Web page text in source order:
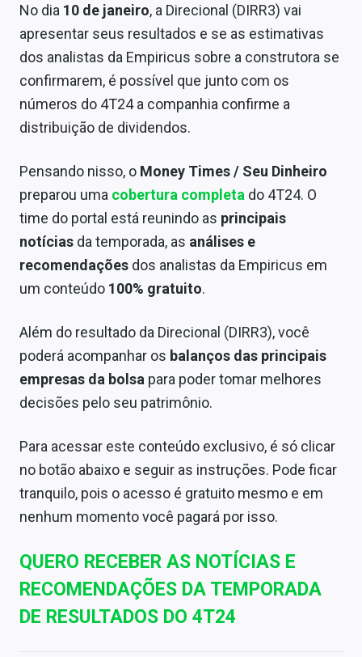
No dia 10 de janeiro, a Direcional (DIRR3) vai
apresentar seus resultados e se as estimativas
dos analistas da Empiricus sobre a construtora se
confirmarem, é possível que junto com os
números do 4T24 a companhia confirme a
distribuição de dividendos.
Pensando nisso, o Money Times / Seu Dinheiro
preparou uma cobertura completa do 4T24. O
time do portal está reunindo as principais
notícias da temporada, as análises e
recomendações dos analistas da Empiricus em
um conteúdo 100% gratuito.
Além do resultado da Direcional (DIRR3), você
poderá acompanhar os balanços das principais
empresas da bolsa para poder tomar melhores
decisões pelo seu patrimônio.
Para acessar este conteúdo exclusivo, é só clicar
no botão abaixo e seguir as instruções. Pode ficar
tranquilo, pois o acesso é gratuito mesmo e em
nenhum momento você pagará por isso.
QUERO RECEBER AS NOTÍCIAS E
RECOMENDAÇÕES DA TEMPORADA
DE RESULTADOS DO 4T24